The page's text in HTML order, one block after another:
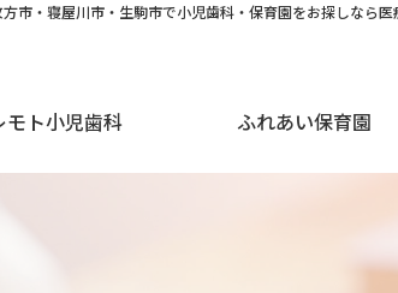
市・寝屋川市・生駒市で小児歯科・保育園をお探しなら
モト小児歯科 ふれあい保育園